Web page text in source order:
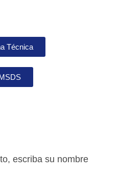
Técnica
escriba su nombre